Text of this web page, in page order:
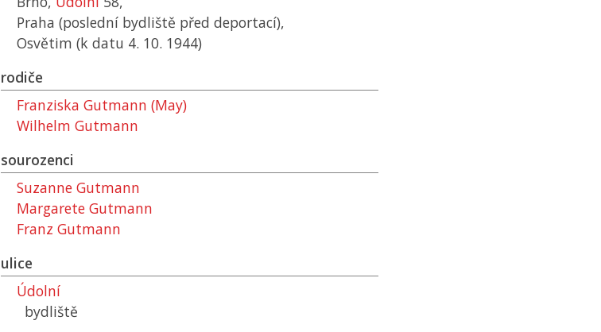
Praha (poslední bydliště před deportací),
Osvětim (k datu 4. 10. 1944)
rodiče
Franziska Gutmann (May)
Wilhelm Gutmann
sourozenci
Suzanne Gutmann
Margarete Gutmann
Franz Gutmann
ulice
Údolní
bydliště